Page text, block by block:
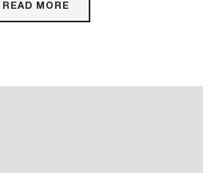
READ MORE